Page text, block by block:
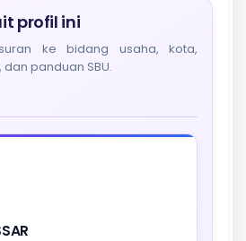
profil ini
ke bidang usaha, kota,
dan panduan SBU.